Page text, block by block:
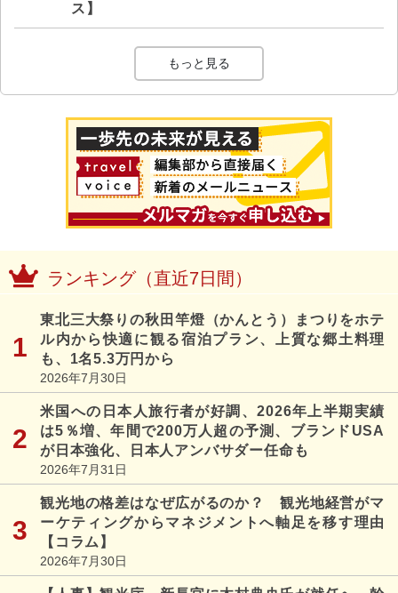
ス】
もっと見る
ランキング（直近7日間）
東北三大祭りの秋田竿燈（かんとう）まつりをホテ
ル内から快適に観る宿泊プラン、上質な郷土料理
も、1名5.3万円から
2026年7月30日
米国への日本人旅行者が好調、2026年上半期実績
は5％増、年間で200万人超の予測、ブランドUSA
が日本強化、日本人アンバサダー任命も
2026年7月31日
観光地の格差はなぜ広がるのか？ 観光地経営がマ
ーケティングからマネジメントへ軸足を移す理由
【コラム】
2026年7月30日